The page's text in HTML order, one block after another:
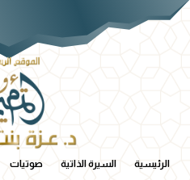
الرئيسية السيرة الذاتية صوتيات